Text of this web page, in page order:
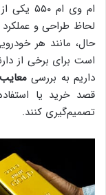
ام وی
لحاظ طراحی و
حال، مانند هر
است برای برخی از
داریم به بررسی
قصد خرید یا
تصمیم‌گیری کنند.